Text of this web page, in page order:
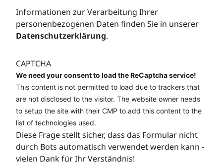
Informationen zur Verarbeitung Ihrer
personenbezogenen Daten finden Sie in unserer
Datenschutzerklärung.
CAPTCHA
We need your consent to load the ReCaptcha service!
This content is not permitted to load due to trackers that
are not disclosed to the visitor. The website owner needs
to setup the site with their CMP to add this content to the
list of technologies used.
Diese Frage stellt sicher, dass das Formular nicht
durch Bots automatisch verwendet werden kann -
vielen Dank für Ihr Verständnis!